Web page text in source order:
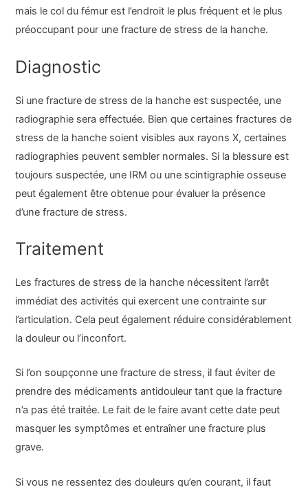
mais le col du fémur est l’endroit le plus fréquent et le plus
préoccupant pour une fracture de stress de la hanche.
Diagnostic
Si une fracture de stress de la hanche est suspectée, une
radiographie sera effectuée. Bien que certaines fractures de
stress de la hanche soient visibles aux rayons X, certaines
radiographies peuvent sembler normales. Si la blessure est
toujours suspectée, une IRM ou une scintigraphie osseuse
peut également être obtenue pour évaluer la présence
d’une fracture de stress.
Traitement
Les fractures de stress de la hanche nécessitent l’arrêt
immédiat des activités qui exercent une contrainte sur
l’articulation. Cela peut également réduire considérablement
la douleur ou l’inconfort.
Si l’on soupçonne une fracture de stress, il faut éviter de
prendre des médicaments antidouleur tant que la fracture
n’a pas été traitée. Le fait de le faire avant cette date peut
masquer les symptômes et entraîner une fracture plus
grave.
Si vous ne ressentez des douleurs qu’en courant, il faut